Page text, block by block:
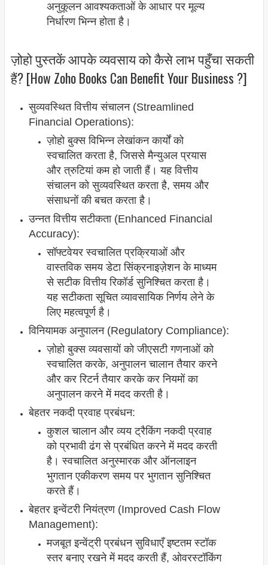
अनुकूलन आवश्यकताओं के आधार पर मूल्य
निर्धारण भिन्न होता है।
ज़ोहो पुस्तकें आपके व्यवसाय को कैसे लाभ पहुँचा सकती
हैं? [How Zoho Books Can Benefit Your Business ?]
सुव्यवस्थित वित्तीय संचालन (Streamlined
Financial Operations):
ज़ोहो बुक्स विभिन्न लेखांकन कार्यों को
स्वचालित करता है, जिससे मैन्युअल प्रयास
और त्रुटियां कम हो जाती हैं। यह वित्तीय
संचालन को सुव्यवस्थित करता है, समय और
संसाधनों की बचत करता है।
उन्नत वित्तीय सटीकता (Enhanced Financial
Accuracy):
सॉफ्टवेयर स्वचालित प्रक्रियाओं और
वास्तविक समय डेटा सिंक्रनाइज़ेशन के माध्यम
से सटीक वित्तीय रिकॉर्ड सुनिश्चित करता है।
यह सटीकता सूचित व्यावसायिक निर्णय लेने के
लिए महत्वपूर्ण है।
विनियामक अनुपालन (Regulatory Compliance):
ज़ोहो बुक्स व्यवसायों को जीएसटी गणनाओं को
स्वचालित करके, अनुपालन चालान तैयार करने
और कर रिटर्न तैयार करके कर नियमों का
अनुपालन करने में मदद करती है।
बेहतर नकदी प्रवाह प्रबंधन:
कुशल चालान और व्यय ट्रैकिंग नकदी प्रवाह
को प्रभावी ढंग से प्रबंधित करने में मदद करती
है। स्वचालित अनुस्मारक और ऑनलाइन
भुगतान एकीकरण समय पर भुगतान सुनिश्चित
करते हैं।
बेहतर इन्वेंटरी नियंत्रण (Improved Cash Flow
Management):
मजबूत इन्वेंट्री प्रबंधन सुविधाएँ इष्टतम स्टॉक
स्तर बनाए रखने में मदद करती हैं, ओवरस्टॉकिंग